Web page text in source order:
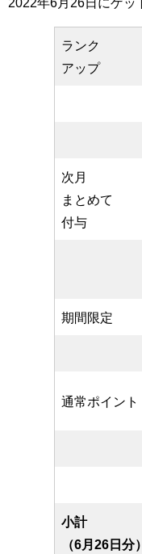
2022年6月26日にゲッ
ランク
アップ
次月
まとめて
付与
期間限定
通常ポイント
小計
（6月26日分）